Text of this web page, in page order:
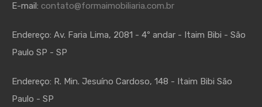
E-mail: contato@formaimobiliaria.com.br
Endereço: Av. Faria Lima, 2081 - 4º andar - Itaim Bibi - São
Paulo SP - SP
Endereço: R. Min. Jesuíno Cardoso, 148 - Itaim Bibi São
Paulo - SP